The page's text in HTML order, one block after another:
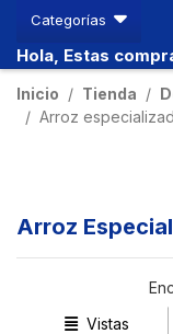
Categorías
Hola, Estas
Inicio Tienda
Arroz
Arroz
Vistas